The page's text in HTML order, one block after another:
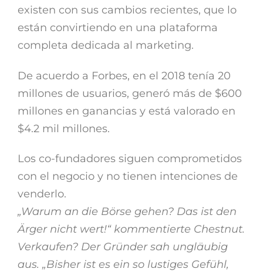
existen con sus cambios recientes, que lo
están convirtiendo en una plataforma
completa dedicada al marketing.
De acuerdo a Forbes, en el 2018 tenía 20
millones de usuarios, generó más de $600
millones en ganancias y está valorado en
$4.2 mil millones.
Los co-fundadores siguen comprometidos
con el negocio y no tienen intenciones de
venderlo.
„Warum an die Börse gehen? Das ist den
Ärger nicht wert!“ kommentierte Chestnut.
Verkaufen? Der Gründer sah ungläubig
aus. „Bisher ist es ein so lustiges Gefühl,